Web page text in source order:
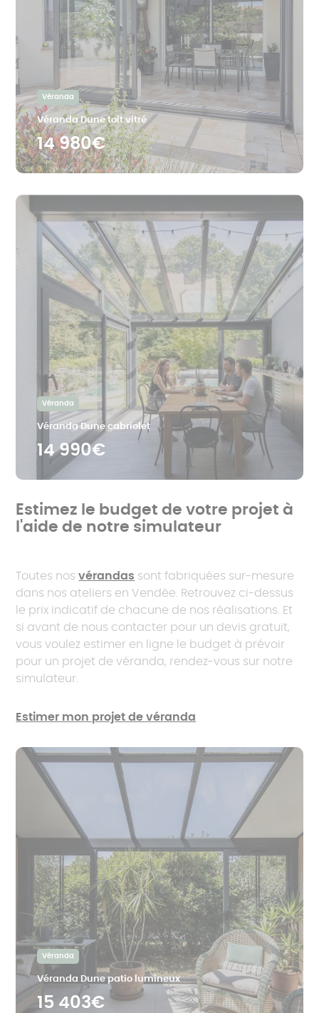
Quelle différence entre une loggia et une
véranda ?
Véranda
Véranda Dune toit vitré
14 980€
Véranda
Véranda Dune cabriolet
14 990€
Véranda
Véranda Dune patio lumineux
15 403€
Estimez le budget de votre projet à
l'aide de notre simulateur
Toutes nosvérandas sont fabriquées sur-mesure
dans nos ateliers en Vendée. Retrouvez ci-dessus
le prix indicatif de chacune de nos réalisations. Et
si avant de nous contacter pour un devis gratuit,
vous voulez estimer en ligne le budget à prévoir
pour un projet de véranda, rendez-vous sur notre
simulateur.
Estimer mon projet de véranda